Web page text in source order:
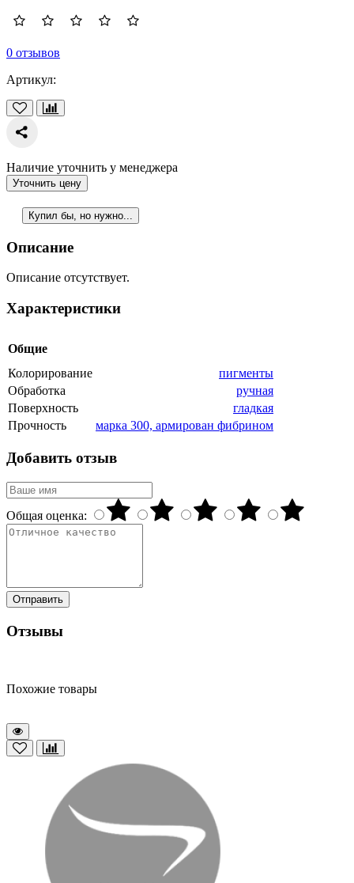
0 отзывов
Артикул:
Наличие уточнить у менеджера
Уточнить цену
Купил бы, но нужно...
Описание
Описание отсутствует.
Характеристики
Общие
Колорирование
пигменты
Обработка
ручная
Поверхность
гладкая
Прочность
марка 300, армирован фибрином
Добавить отзыв
Общая оценка:
Отправить
Отзывы
Похожие товары